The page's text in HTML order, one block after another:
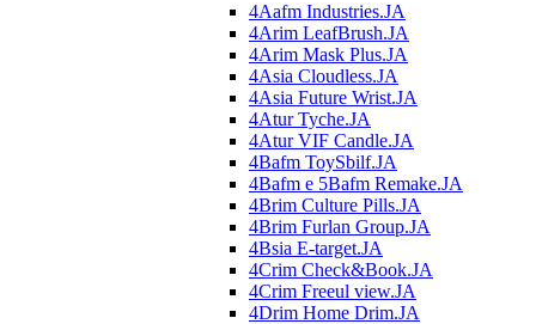
4Aafm Industries.JA
4Arim LeafBrush.JA
4Arim Mask Plus.JA
4Asia Cloudless.JA
4Asia Future Wrist.JA
4Atur Tyche.JA
4Atur VIF Candle.JA
4Bafm ToySbilf.JA
4Bafm e 5Bafm Remake.JA
4Brim Culture Pills.JA
4Brim Furlan Group.JA
4Bsia E-target.JA
4Crim Check&Book.JA
4Crim Freeul view.JA
4Drim Home Drim.JA